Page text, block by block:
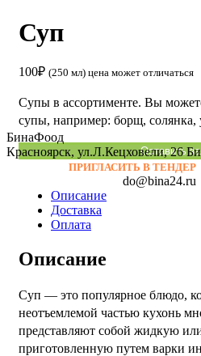
БинаФоод
Красноярск, ул.Л.Кецховели, 26
ПРИГЛАСИТЬ В ТЕНДЕР
do@bina24.ru
Суп
100₽ (250 мл) цена может отличаться
Супы в ассортименте. Вы
супы, например: борщ,
Оставить
Описание
Доставка
Оплата
Описание
Суп — это популярное блюдо,
неотъемлемой частью кухонь
представляют собой жидкую
приготовленную путем варки